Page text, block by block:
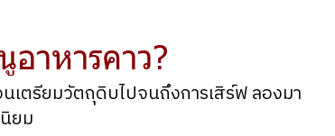
อาหารคาว?
ตรียมวัตถุดิบไปจนถึงการเสิร์ฟ ลองมา
ยม